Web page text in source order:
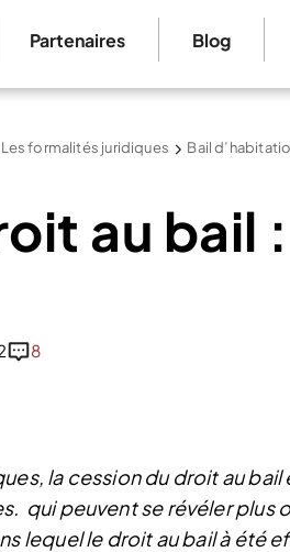
Partenaires Blog
Les formalités juridiques Bail
au bail
8
la cession du droit au
qui peuvent se révéler plus
lequel le droit au bail à été